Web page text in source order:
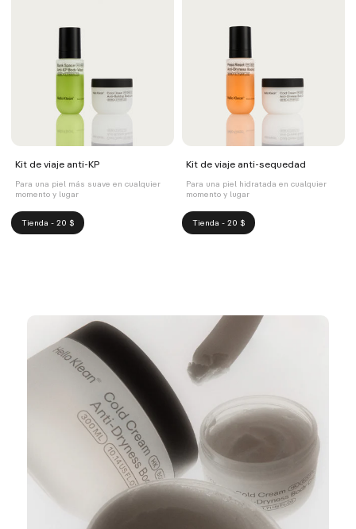
Kit de viaje anti-KP
Para una piel más suave en cualquier
momento y lugar
Tienda - 20 $
Kit de viaje anti-sequedad
Para una piel hidratada en cualquier
momento y lugar
Tienda - 20 $